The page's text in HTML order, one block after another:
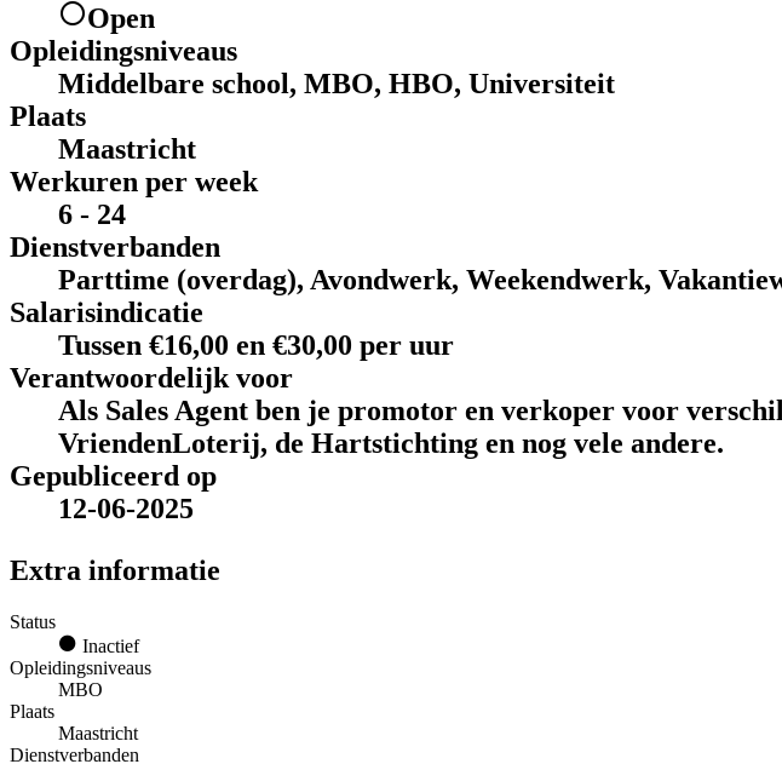
Open
Opleidingsniveaus
Middelbare school, MBO, HBO, Universiteit
Plaats
Maastricht
Werkuren per week
6 - 24
Dienstverbanden
Parttime (overdag), Avondwerk, Weekendwerk,
Salarisindicatie
Tussen €16,00 en €30,00 per uur
Verantwoordelijk voor
Als Sales Agent ben je promotor en verkoper voor
VriendenLoterij, de Hartstichting en nog vele andere.
Gepubliceerd op
12-06-2025
Extra informatie
Status
Inactief
Opleidingsniveaus
MBO
Plaats
Maastricht
Dienstverbanden